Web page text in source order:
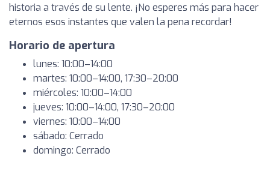
historia a través de su lente. ¡No esperes más para hacer
eternos esos instantes que valen la pena recordar!
Horario de apertura
lunes: 10:00–14:00
martes: 10:00–14:00, 17:30–20:00
miércoles: 10:00–14:00
jueves: 10:00–14:00, 17:30–20:00
viernes: 10:00–14:00
sábado: Cerrado
domingo: Cerrado